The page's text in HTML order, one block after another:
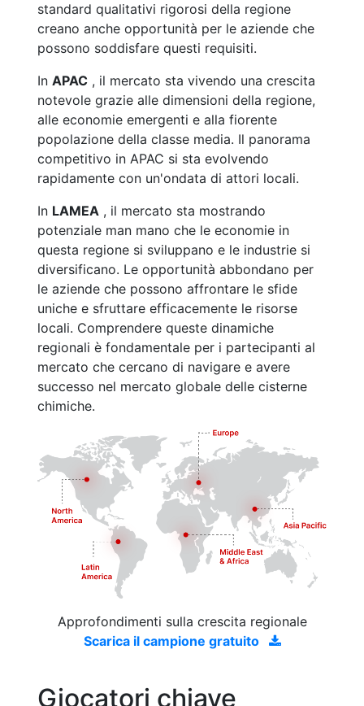
standard qualitativi rigorosi della regione
creano anche opportunità per le aziende che
possono soddisfare questi requisiti.
In APAC , il mercato sta vivendo una crescita
notevole grazie alle dimensioni della regione,
alle economie emergenti e alla fiorente
popolazione della classe media. Il panorama
competitivo in APAC si sta evolvendo
rapidamente con un'ondata di attori locali.
In LAMEA , il mercato sta mostrando
potenziale man mano che le economie in
questa regione si sviluppano e le industrie si
diversificano. Le opportunità abbondano per
le aziende che possono affrontare le sfide
uniche e sfruttare efficacemente le risorse
locali. Comprendere queste dinamiche
regionali è fondamentale per i partecipanti al
mercato che cercano di navigare e avere
successo nel mercato globale delle cisterne
chimiche.
Approfondimenti sulla crescita regionale
Scarica il campione gratuito
Giocatori chiave